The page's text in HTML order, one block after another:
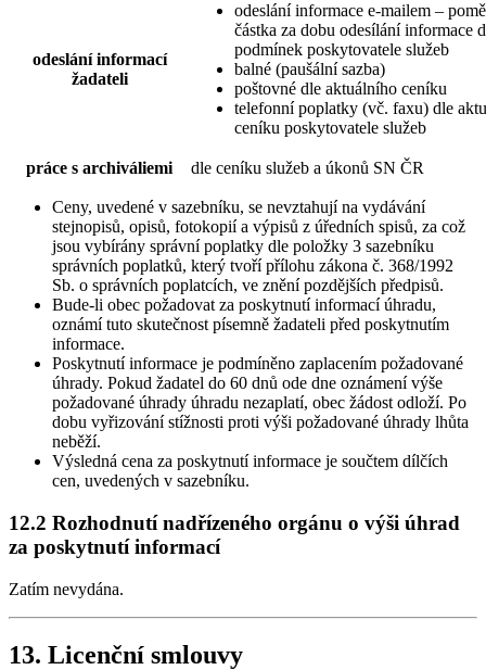
odeslání informací
žadateli
odeslání informace e-mailem –
částka za dobu odesílání informace
podmínek poskytovatele služeb
balné (paušální sazba)
poštovné dle aktuálního ceníku
telefonní poplatky (vč. faxu) dle
ceníku poskytovatele služeb
práce s archiváliemi dle ceníku služeb a úkonů SN ČR
Ceny, uvedené v sazebníku, se nevztahují na vydávání
stejnopisů, opisů, fotokopií a výpisů z úředních spisů, za což
jsou vybírány správní poplatky dle položky 3 sazebníku
správních poplatků, který tvoří přílohu zákona č. 368/1992
Sb. o správních poplatcích, ve znění pozdějších předpisů.
Bude-li obec požadovat za poskytnutí informací úhradu,
oznámí tuto skutečnost písemně žadateli před poskytnutím
informace.
Poskytnutí informace je podmíněno zaplacením požadované
úhrady. Pokud žadatel do 60 dnů ode dne oznámení výše
požadované úhrady úhradu nezaplatí, obec žádost odloží. Po
dobu vyřizování stížnosti proti výši požadované úhrady lhůta
neběží.
Výsledná cena za poskytnutí informace je součtem dílčích
cen, uvedených v sazebníku.
12.2 Rozhodnutí nadřízeného orgánu o výši úhrad
za poskytnutí informací
Zatím nevydána.
13. Licenční smlouvy